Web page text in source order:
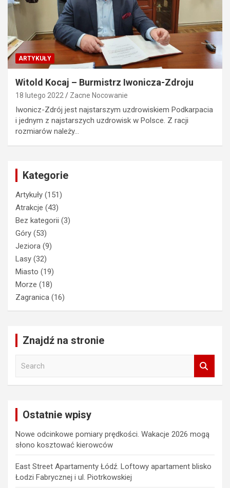
ARTYKUŁY
Witold Kocaj – Burmistrz Iwonicza-Zdroju
18 lutego 2022 Zacne Nocowanie
Iwonicz-Zdrój jest najstarszym uzdrowiskiem Podkarpacia
i jednym z najstarszych uzdrowisk w Polsce. Z racji
rozmiarów należy…
Kategorie
Artykuły (151)
Atrakcje (43)
Bez kategorii (3)
Góry (53)
Jeziora (9)
Lasy (32)
Miasto (19)
Morze (18)
Zagranica (16)
Znajdź na stronie
Ostatnie wpisy
Nowe odcinkowe pomiary prędkości. Wakacje 2026 mogą
słono kosztować kierowców
East Street Apartamenty Łódź. Loftowy apartament blisko
Łodzi Fabrycznej i ul. Piotrkowskiej